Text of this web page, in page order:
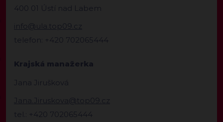
400 01 Ústí nad Labem
info@ula.top09.cz
telefon: +420 702065444
Krajská manažerka
Jana Jirušková
Jana.Jiruskova@top09.cz
tel.: +420 702065444